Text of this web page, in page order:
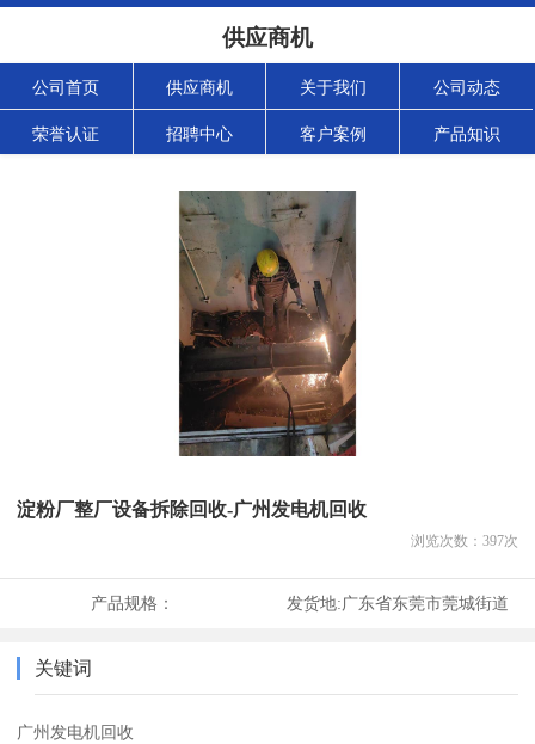
供应商机
公司首页 供应商机 关于我们 公司动态
荣誉认证 招聘中心 客户案例 产品知识
淀粉厂整厂设备拆除回收-广州发电机回收
浏览次数： 397次
产品规格： 发货地:广东省东莞市莞城街道
关键词
广州发电机回收